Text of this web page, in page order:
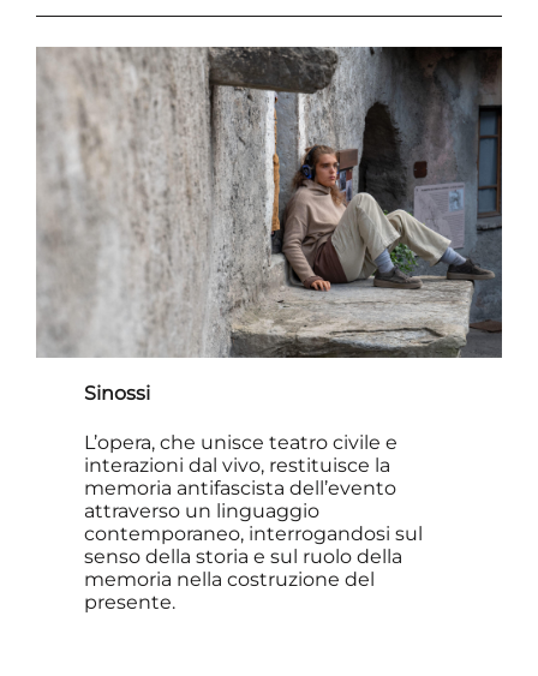
Sinossi
L’opera, che unisce teatro civile e
interazioni dal vivo, restituisce la
memoria antifascista dell’evento
attraverso un linguaggio
contemporaneo, interrogandosi sul
senso della storia e sul ruolo della
memoria nella costruzione del
presente.